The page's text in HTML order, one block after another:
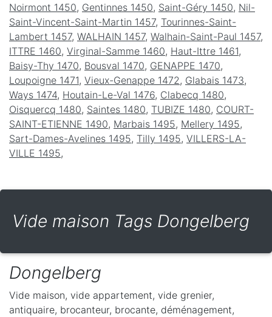
Noirmont 1450, Gentinnes 1450, Saint-Géry 1450, Nil-
Saint-Vincent-Saint-Martin 1457, Tourinnes-Saint-
Lambert 1457, WALHAIN 1457, Walhain-Saint-Paul 1457,
ITTRE 1460, Virginal-Samme 1460, Haut-Ittre 1461,
Baisy-Thy 1470, Bousval 1470, GENAPPE 1470,
Loupoigne 1471, Vieux-Genappe 1472 , Glabais 1473,
Ways 1474, Houtain-Le-Val 1476, Clabecq 1480,
Oisquercq 1480, Saintes 1480, TUBIZE 1480, COURT-
SAINT-ETIENNE 1490, Marbais 1495, Mellery 1495,
Sart-Dames-Avelines 1495, Tilly 1495, VILLERS-LA-
VILLE 1495,
Vide maison Tags Dongelberg
Dongelberg
Vide maison, vide appartement, vide grenier,
antiquaire, brocanteur, brocante, déménagement,